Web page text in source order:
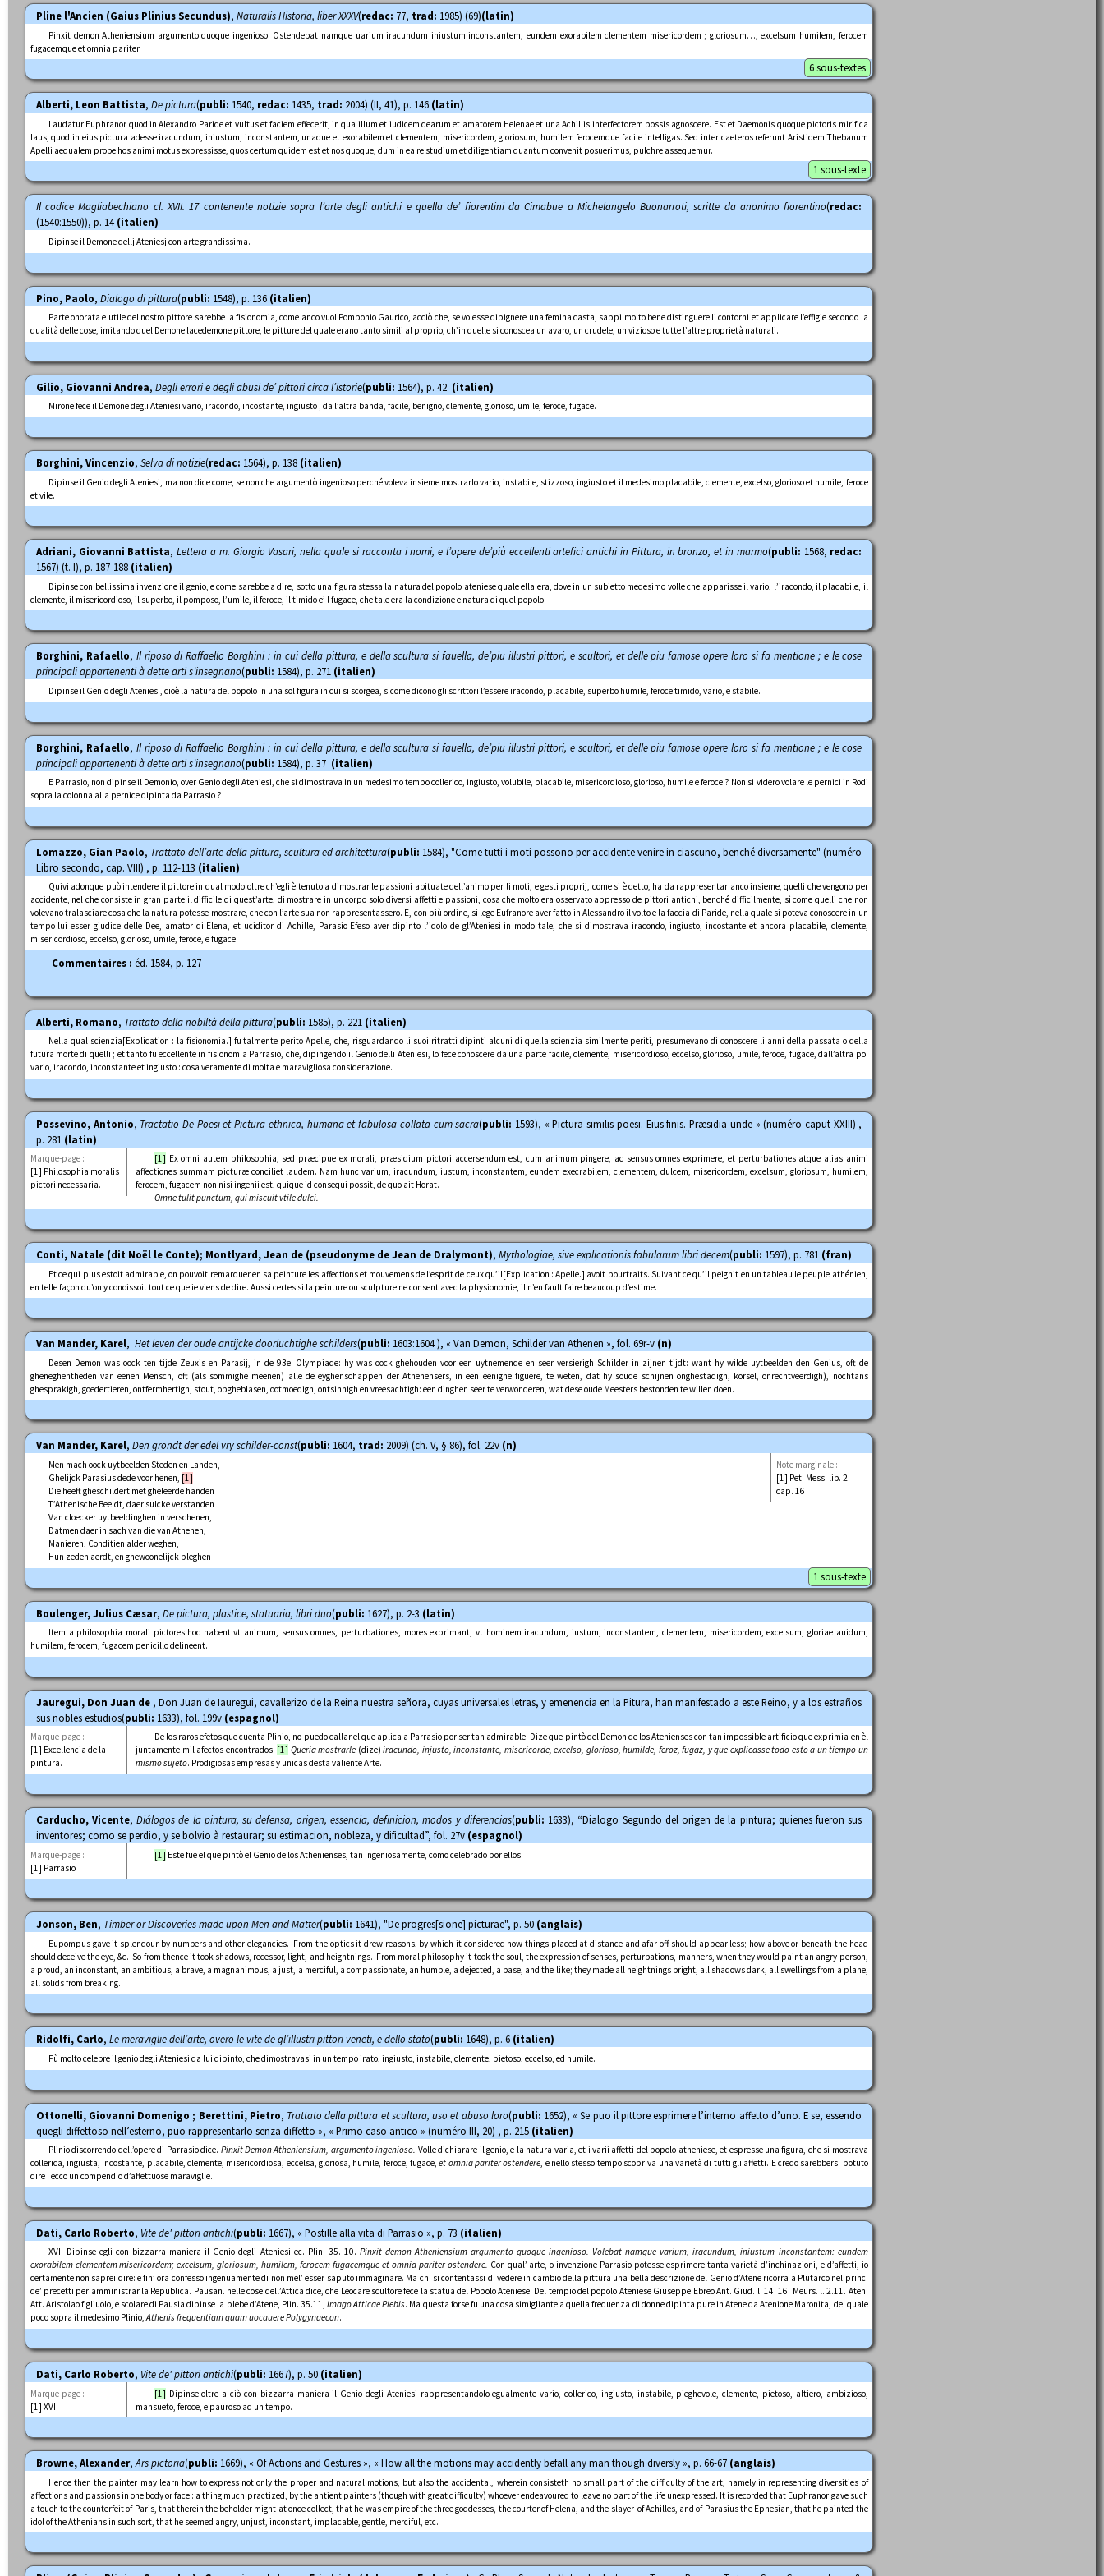
Pline l'Ancien (Gaius Plinius Secundus), Naturalis Historia, liber XXXV(redac: 77, trad: 1985) (69)(latin)
Pinxit demon Atheniensium argumento quoque ingenioso. Ostendebat namque uarium iracundum iniustum inconstantem, eundem exorabilem clementem misericordem ; gloriosum…, excelsum humilem, ferocem
fugacemque et omnia pariter.
6 sous-textes
Alberti, Leon Battista, De pictura(publi: 1540, redac: 1435, trad: 2004) (II, 41), p. 146 (latin)
Laudatur Euphranor quod in Alexandro Paride et vultus et faciem effecerit, in qua illum et iudicem dearum et amatorem Helenae et una Achillis interfectorem possis agnoscere. Est et Daemonis quoque pictoris mirifica
laus, quod in eius pictura adesse iracundum, iniustum, inconstantem, unaque et exorabilem et clementem, misericordem, gloriosum, humilem ferocemque facile intelligas. Sed inter caeteros referunt Aristidem Thebanum
Apelli aequalem probe hos animi motus expressisse, quos certum quidem est et nos quoque, dum in ea re studium et diligentiam quantum convenit posuerimus, pulchre assequemur.
1 sous-texte
Il codice Magliabechiano cl. XVII. 17 contenente notizie sopra l’arte degli antichi e quella de’ fiorentini da Cimabue a Michelangelo Buonarroti, scritte da anonimo fiorentino(redac:
(1540:1550)), p. 14 (italien)
Dipinse il Demone dellj Ateniesj con arte grandissima.
Pino, Paolo, Dialogo di pittura(publi: 1548), p. 136 (italien)
Parte onorata e utile del nostro pittore sarebbe la fisionomia, come anco vuol Pomponio Gaurico, acciò che, se volesse dipignere una femina casta, sappi molto bene distinguere li contorni et applicare l’effigie secondo la
qualità delle cose, imitando quel Demone lacedemone pittore, le pitture del quale erano tanto simili al proprio, ch’in quelle si conoscea un avaro, un crudele, un vizioso e tutte l’altre proprietà naturali.
Gilio, Giovanni Andrea, Degli errori e degli abusi de’ pittori circa l’istorie(publi: 1564), p. 42 (italien)
Mirone fece il Demone degli Ateniesi vario, iracondo, incostante, ingiusto ; da l’altra banda, facile, benigno, clemente, glorioso, umile, feroce, fugace.
Borghini, Vincenzio, Selva di notizie(redac: 1564), p. 138 (italien)
Dipinse il Genio degli Ateniesi, ma non dice come, se non che argumentò ingenioso perché voleva insieme mostrarlo vario, instabile, stizzoso, ingiusto et il medesimo placabile, clemente, excelso, glorioso et humile, feroce
et vile.
Adriani, Giovanni Battista,Lettera a m. Giorgio Vasari, nella quale si racconta i nomi, e l’opere de’più eccellenti artefici antichi in Pittura, in bronzo, et in marmo(publi: 1568, redac:
1567) (t. I), p. 187-188 (italien)
Dipinse con bellissima invenzione il genio, e come sarebbe a dire, sotto una figura stessa la natura del popolo ateniese quale ella era, dove in un subietto medesimo volle che apparisse il vario, l’iracondo, il placabile, il
clemente, il misericordioso, il superbo, il pomposo, l’umile, il feroce, il timido e’ l fugace, che tale era la condizione e natura di quel popolo.
Borghini, Rafaello, Il riposo di Raffaello Borghini : in cui della pittura, e della scultura si fauella, de’piu illustri pittori, e scultori, et delle piu famose opere loro si fa mentione ; e le cose
principali appartenenti à dette arti s’insegnano(publi: 1584), p. 271 (italien)
Dipinse il Genio degli Ateniesi, cioè la natura del popolo in una sol figura in cui si scorgea, sicome dicono gli scrittori l’essere iracondo, placabile, superbo humile, feroce timido, vario, e stabile.
Borghini, Rafaello, Il riposo di Raffaello Borghini : in cui della pittura, e della scultura si fauella, de’piu illustri pittori, e scultori, et delle piu famose opere loro si fa mentione ; e le cose
principali appartenenti à dette arti s’insegnano(publi: 1584), p. 37 (italien)
E Parrasio, non dipinse il Demonio, over Genio degli Ateniesi, che si dimostrava in un medesimo tempo collerico, ingiusto, volubile, placabile, misericordioso, glorioso, humile e feroce ? Non si videro volare le pernici in Rodi
sopra la colonna alla pernice dipinta da Parrasio ?
Lomazzo, Gian Paolo, Trattato dell’arte della pittura, scultura ed architettura(publi: 1584), "Come tutti i moti possono per accidente venire in ciascuno, benché diversamente" (numéro
Libro secondo, cap. VIII) , p. 112-113 (italien)
Quivi adonque può intendere il pittore in qual modo oltre ch’egli è tenuto a dimostrar le passioni abituate dell’animo per li moti, e gesti proprij, come si è detto, ha da rappresentar anco insieme, quelli che vengono per
accidente, nel che consiste in gran parte il difficile di quest’arte, di mostrare in un corpo solo diversi affetti e passioni, cosa che molto era osservato appresso de pittori antichi, benché difficilmente, sì come quelli che non
volevano tralasciare cosa che la natura potesse mostrare, che con l’arte sua non rappresentassero. E, con più ordine, si lege Eufranore aver fatto in Alessandro il volto e la faccia di Paride, nella quale si poteva conoscere in un
tempo lui esser giudice delle Dee, amator di Elena, et uciditor di Achille, Parasio Efeso aver dipinto l’idolo de gl’Ateniesi in modo tale, che si dimostrava iracondo, ingiusto, incostante et ancora placabile, clemente,
misericordioso, eccelso, glorioso, umile, feroce, e fugace.
Commentaires : éd. 1584, p. 127
Alberti, Romano, Trattato della nobiltà della pittura(publi: 1585), p. 221 (italien)
Nella qual scienzia[Explication : la fisionomia.] fu talmente perito Apelle, che, risguardando li suoi ritratti dipinti alcuni di quella scienzia similmente periti, presumevano di conoscere li anni della passata o della
futura morte di quelli ; et tanto fu eccellente in fisionomia Parrasio, che, dipingendo il Genio delli Ateniesi, lo fece conoscere da una parte facile, clemente, misericordioso, eccelso, glorioso, umile, feroce, fugace, dall’altra poi
vario, iracondo, inconstante et ingiusto : cosa veramente di molta e maravigliosa considerazione.
Possevino, Antonio, Tractatio De Poesi et Pictura ethnica, humana et fabulosa collata cum sacra(publi: 1593), « Pictura similis poesi. Eius finis. Præsidia unde » (numéro caput XXIII) ,
p. 281 (latin)
Marque-page :
[1] Philosophia moralis
pictori necessaria.
[1] Ex omni autem philosophia, sed præcipue ex morali, præsidium pictori accersendum est, cum animum pingere, ac sensus omnes exprimere, et perturbationes atque alias animi
affectiones summam picturæ conciliet laudem. Nam hunc varium, iracundum, iustum, inconstantem, eundem execrabilem, clementem, dulcem, misericordem, excelsum, gloriosum, humilem,
ferocem, fugacem non nisi ingenii est, quique id consequi possit, de quo ait Horat.
Omne tulit punctum, qui miscuit vtile dulci.
Conti, Natale (dit Noël le Conte); Montlyard, Jean de (pseudonyme de Jean de Dralymont), Mythologiae, sive explicationis fabularum libri decem(publi: 1597), p. 781 (fran)
Et ce qui plus estoit admirable, on pouvoit remarquer en sa peinture les affections et mouvemens de l’esprit de ceux qu’il[Explication : Apelle.] avoit pourtraits. Suivant ce qu’il peignit en un tableau le peuple athénien,
en telle façon qu’on y conoissoit tout ce que ie viens de dire. Aussi certes si la peinture ou sculpture ne consent avec la physionomie, il n’en fault faire beaucoup d’estime.
Van Mander, Karel, Het leven der oude antijcke doorluchtighe schilders(publi: 1603:1604 ), « Van Demon, Schilder van Athenen », fol. 69r-v (n)
Desen Demon was oock ten tijde Zeuxis en Parasij, in de 93e. Olympiade: hy was oock ghehouden voor een uytnemende en seer versierigh Schilder in zijnen tijdt: want hy wilde uytbeelden den Genius, oft de
gheneghentheden van eenen Mensch, oft (als sommighe meenen) alle de eyghenschappen der Athenensers, in een eenighe figuere, te weten, dat hy soude schijnen onghestadigh, korsel, onrechtveerdigh), nochtans
ghesprakigh, goedertieren, ontfermhertigh, stout, opgheblasen, ootmoedigh, ontsinnigh en vreesachtigh: een dinghen seer te verwonderen, wat dese oude Meesters bestonden te willen doen.
Van Mander, Karel, Den grondt der edel vry schilder-const(publi: 1604, trad: 2009) (ch. V, § 86), fol. 22v (n)
Note marginale :
[1] Pet. Mess. lib. 2.
cap. 16
Men mach oock uytbeelden Steden en Landen,
Ghelijck Parasius dede voor henen, [1]
Die heeft gheschildert met gheleerde handen
T’Athenische Beeldt, daer sulcke verstanden
Van cloecker uytbeeldinghen in verschenen,
Datmen daer in sach van die van Athenen,
Manieren, Conditien alder weghen,
Hun zeden aerdt, en ghewoonelijck pleghen
1 sous-texte
Boulenger, Julius Cæsar, De pictura, plastice, statuaria, libri duo(publi: 1627), p. 2-3 (latin)
Item a philosophia morali pictores hoc habent vt animum, sensus omnes, perturbationes, mores exprimant, vt hominem iracundum, iustum, inconstantem, clementem, misericordem, excelsum, gloriae auidum,
humilem, ferocem, fugacem penicillo delineent.
Jauregui, Don Juan de , Don Juan de Iauregui, cavallerizo de la Reina nuestra señora, cuyas universales letras, y emenencia en la Pitura, han manifestado a este Reino, y a los estraños
sus nobles estudios(publi: 1633), fol. 199v (espagnol)
Marque-page :
[1] Excellencia de la
pintura.
De los raros efetos que cuenta Plinio, no puedo callar el que aplica a Parrasio por ser tan admirable. Dize que pintò del Demon de los Atenienses con tan impossible artificio que exprimia en èl
juntamente mil afectos encontrados: [1] Queria mostrarle (dize)iracundo, injusto, inconstante, misericorde, excelso, glorioso, humilde, feroz, fugaz, y que explicasse todo esto a un tiempo un
mismo sujeto. Prodigiosas empresas y unicas desta valiente Arte.
Carducho, Vicente,Diálogos de la pintura, su defensa, origen, essencia, definicion, modos y diferencias(publi: 1633), “Dialogo Segundo del origen de la pintura; quienes fueron sus
inventores; como se perdio, y se bolvio à restaurar; su estimacion, nobleza, y dificultad”, fol. 27v (espagnol)
Marque-page :
[1] Parrasio
[1] Este fue el que pintò el Genio de los Athenienses, tan ingeniosamente, como celebrado por ellos.
Jonson, Ben, Timber or Discoveries made upon Men and Matter(publi: 1641), "De progres[sione] picturae", p. 50 (anglais)
Eupompus gave it splendour by numbers and other elegancies. From the optics it drew reasons, by which it considered how things placed at distance and afar off should appear less; how above or beneath the head
should deceive the eye, &c. So from thence it took shadows, recessor, light, and heightnings. From moral philosophy it took the soul, the expression of senses, perturbations, manners, when they would paint an angry person,
a proud, an inconstant, an ambitious, a brave, a magnanimous, a just, a merciful, a compassionate, an humble, a dejected, a base, and the like; they made all heightnings bright, all shadows dark, all swellings from a plane,
all solids from breaking.
Ridolfi, Carlo, Le meraviglie dell’arte, overo le vite de gl’illustri pittori veneti, e dello stato(publi: 1648), p. 6 (italien)
Fù molto celebre il genio degli Ateniesi da lui dipinto, che dimostravasi in un tempo irato, ingiusto, instabile, clemente, pietoso, eccelso, ed humile.
Ottonelli, Giovanni Domenigo ; Berettini, Pietro, Trattato della pittura et scultura, uso et abuso loro(publi: 1652), « Se puo il pittore esprimere l’interno affetto d’uno. E se, essendo
quegli diffettoso nell’esterno, puo rappresentarlo senza diffetto », « Primo caso antico » (numéro III, 20) , p. 215 (italien)
Plinio discorrendo dell’opere di Parrasio dice. Pinxit Demon Atheniensium, argumento ingenioso. Volle dichiarare il genio, e la natura varia, et i varii affetti del popolo atheniese, et espresse una figura, che si mostrava
collerica, ingiusta, incostante, placabile, clemente, misericordiosa, eccelsa, gloriosa, humile, feroce, fugace,et omnia pariter ostendere, e nello stesso tempo scopriva una varietà di tutti gli affetti. E credo sarebbersi potuto
dire : ecco un compendio d’affettuose maraviglie.
Dati, Carlo Roberto, Vite de' pittori antichi(publi: 1667), « Postille alla vita di Parrasio », p. 73 (italien)
XVI. Dipinse egli con bizzarra maniera il Genio degli Ateniesi ec. Plin. 35. 10. Pinxit demon Atheniensium argumento quoque ingenioso. Volebat namque varium, iracundum, iniustum inconstantem: eundem
exorabilem clementem misericordem; excelsum, gloriosum, humilem, ferocem fugacemque et omnia pariter ostendere. Con qual’ arte, o invenzione Parrasio potesse esprimere tanta varietà d’inchinazioni, e d’affetti, io
certamente non saprei dire: e fin’ ora confesso ingenuamente di non mel’ esser saputo immaginare. Ma chi si contentassi di vedere in cambio della pittura una bella descrizione del Genio d’Atene ricorra a Plutarco nel princ.
de’ precetti per amministrar la Republica. Pausan. nelle cose dell’Attica dice, che Leocare scultore fece la statua del Popolo Ateniese. Del tempio del popolo Ateniese Giuseppe Ebreo Ant. Giud. l. 14. 16. Meurs. l. 2.11. Aten.
Att. Aristolao figliuolo, e scolare di Pausia dipinse la plebe d’Atene, Plin. 35.11,Imago Atticae Plebis. Ma questa forse fu una cosa simigliante a quella frequenza di donne dipinta pure in Atene da Atenione Maronita, del quale
poco sopra il medesimo Plinio,Athenis frequentiam quam uocauere Polygynaecon.
Dati, Carlo Roberto, Vite de' pittori antichi(publi: 1667), p. 50 (italien)
Marque-page :
[1] XVI.
[1] Dipinse oltre a ciò con bizzarra maniera il Genio degli Ateniesi rappresentandolo egualmente vario, collerico, ingiusto, instabile, pieghevole, clemente, pietoso, altiero, ambizioso,
mansueto, feroce, e pauroso ad un tempo.
Browne, Alexander, Ars pictoria(publi: 1669), « Of Actions and Gestures », « How all the motions may accidently befall any man though diversly », p. 66-67 (anglais)
Hence then the painter may learn how to express not only the proper and natural motions, but also the accidental, wherein consisteth no small part of the difficulty of the art, namely in representing diversities of
affections and passions in one body or face : a thing much practized, by the antient painters (though with great difficulty) whoever endeavoured to leave no part of the life unexpressed. It is recorded that Euphranor gave such
a touch to the counterfeit of Paris, that therein the beholder might at once collect, that he was empire of the three goddesses, the courter of Helena, and the slayer of Achilles, and of Parasius the Ephesian, that he painted the
idol of the Athenians in such sort, that he seemed angry, unjust, inconstant, implacable, gentle, merciful, etc.